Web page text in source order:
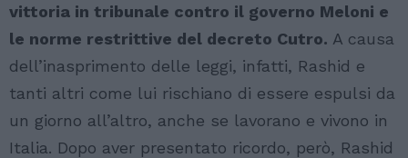
vittoria in tribunale contro il governo Meloni e
le norme restrittive del decreto Cutro. A causa
dell’inasprimento delle leggi, infatti, Rashid e
tanti altri come lui rischiano di essere espulsi da
un giorno all’altro, anche se lavorano e vivono in
Italia. Dopo aver presentato ricordo, però, Rashid